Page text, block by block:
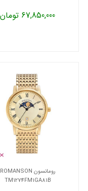
67,850,000 تومان
رومانسون ROMANSON
TM1274FM1GA81B